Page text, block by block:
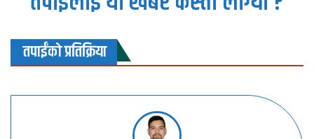
तपाईंको प्रतिक्रिया